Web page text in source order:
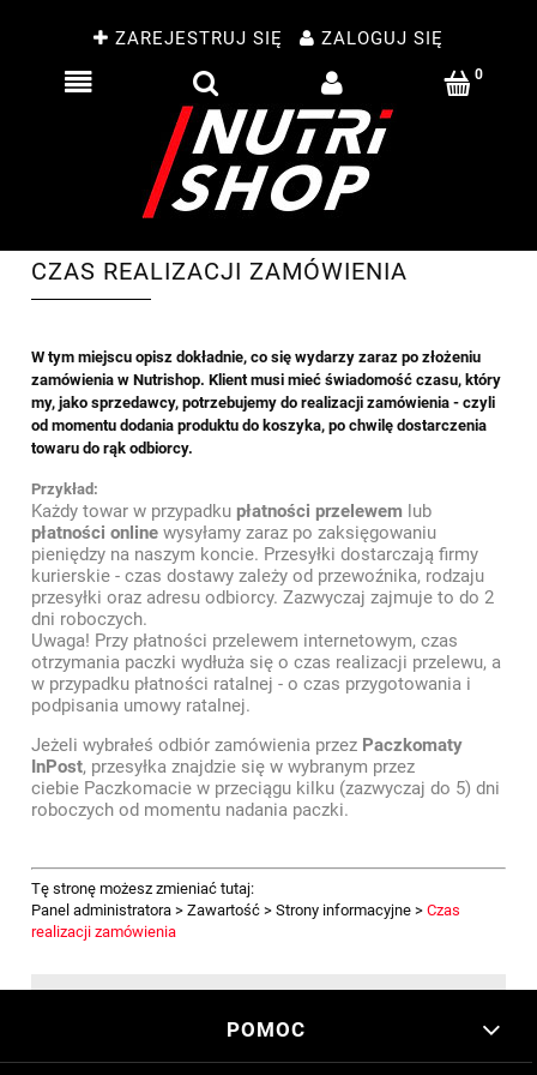
ZAREJESTRUJ SIĘ ZALOGUJ SIĘ
CZAS REALIZACJI ZAMÓWIENIA
W tym miejscu opisz dokładnie, co się wydarzy zaraz po złożeniu
zamówienia w Nutrishop. Klient musi mieć świadomość czasu, który
my, jako sprzedawcy, potrzebujemy do realizacji zamówienia - czyli
od momentu dodania produktu do koszyka, po chwilę dostarczenia
towaru do rąk odbiorcy.
Przykład:
Każdy towar w przypadku płatności przelewem lub
płatności online wysyłamy zaraz po zaksięgowaniu
pieniędzy na naszym koncie. Przesyłki dostarczają firmy
kurierskie - czas dostawy zależy od przewoźnika, rodzaju
przesyłki oraz adresu odbiorcy. Zazwyczaj zajmuje to do 2
dni roboczych.
Uwaga! Przy płatności przelewem internetowym, czas
otrzymania paczki wydłuża się o czas realizacji przelewu, a
w przypadku płatności ratalnej - o czas przygotowania i
podpisania umowy ratalnej.
Jeżeli wybrałeś odbiór zamówienia przez Paczkomaty
InPost, przesyłka znajdzie się w wybranym przez
ciebie Paczkomacie w przeciągu kilku (zazwyczaj do 5) dni
roboczych od momentu nadania paczki.
Tę stronę możesz zmieniać tutaj:
Panel administratora > Zawartość > Strony informacyjne > Czas
realizacji zamówienia
POMOC